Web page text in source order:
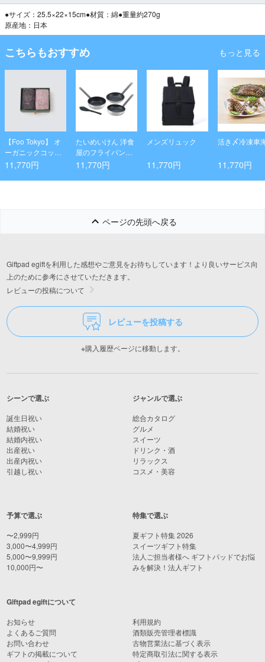
●サイズ：25.5×22×15cm●材質：綿●重量約270g
原産地：日本
こちらもおすすめ もっと見る
【Foo Tokyo】 オ
ーガニックコット
ン フェイスタオル
ト チャコールグレ
11,770円
たいめいけん 洋食
屋のフライパンセ
ット
11,770円
メンズリュック
11,770円
活き〆冷凍車
11,770円
ページの先頭へ戻る
Giftpad egiftを利用した感想やご意見をお待ちしています！より良いサービス向
上のために参考にさせていただきます。
レビューの投稿について
レビューを投稿する
※購入履歴ページに移動します。
シーンで選ぶ
誕生日祝い
結婚祝い
結婚内祝い
出産祝い
出産内祝い
引越し祝い
予算で選ぶ
〜2,999円
3,000〜4,999円
5,000〜9,999円
10,000円〜
ジャンルで選ぶ
総合カタログ
グルメ
スイーツ
ドリンク・酒
リラックス
コスメ・美容
特集で選ぶ
夏ギフト特集 2026
スイーツギフト特集
法人ご担当者様へ ギフトパッドでお悩
みを解決！法人ギフト
Giftpad egiftについて
お知らせ
よくあるご質問
お問い合わせ
ギフトの掲載について
利用規約
酒類販売管理者標識
古物営業法に基づく表示
特定商取引法に関する表示